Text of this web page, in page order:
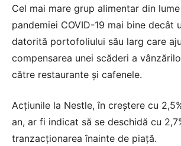
Cel mai mare grup alimentar din
pandemiei COVID-19 mai bine decât
datorită portofoliului său larg care
compensarea unei scăderi a
către restaurante și cafenele.
Acțiunile la Nestle, în creștere cu
an, ar fi indicat să se deschidă cu
tranzacționarea înainte de piață.